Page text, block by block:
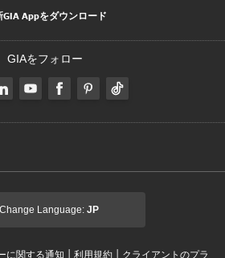
GIA Appをダウンロード
GIAをフォロー
Change Language: JP
に関する通知 | 利用規約 | クライアントのプラ